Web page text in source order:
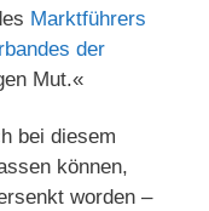
Marktführers
der
Mut.«
bei diesem
können,
worden –